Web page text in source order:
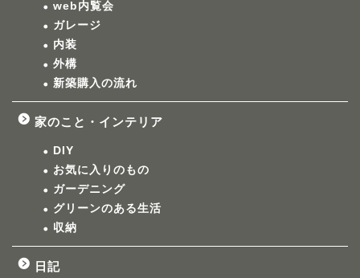
web内覧会
ガレージ
内装
外構
新築購入の流れ
家のこと・インテリア
DIY
お気に入りのもの
ガーデニング
グリーンのある生活
収納
日記